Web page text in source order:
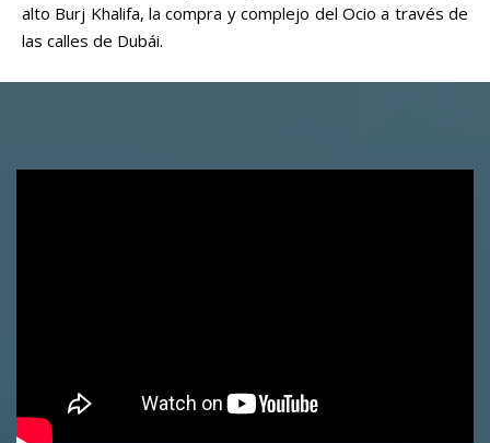
alto Burj Khalifa, la compra y complejo del Ocio a través de
las calles de Dubái.